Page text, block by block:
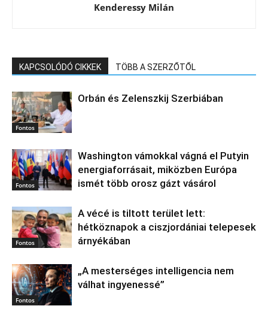
Kenderessy Milán
KAPCSOLÓDÓ CIKKEK TÖBB A SZERZŐTŐL
Fontos
Orbán és Zelenszkij Szerbiában
Fontos
Washington vámokkal vágná el Putyin
energiaforrásait, miközben Európa
ismét több orosz gázt vásárol
Fontos
A vécé is tiltott terület lett:
hétköznapok a ciszjordániai telepesek
árnyékában
Fontos
„A mesterséges intelligencia nem
válhat ingyenessé”